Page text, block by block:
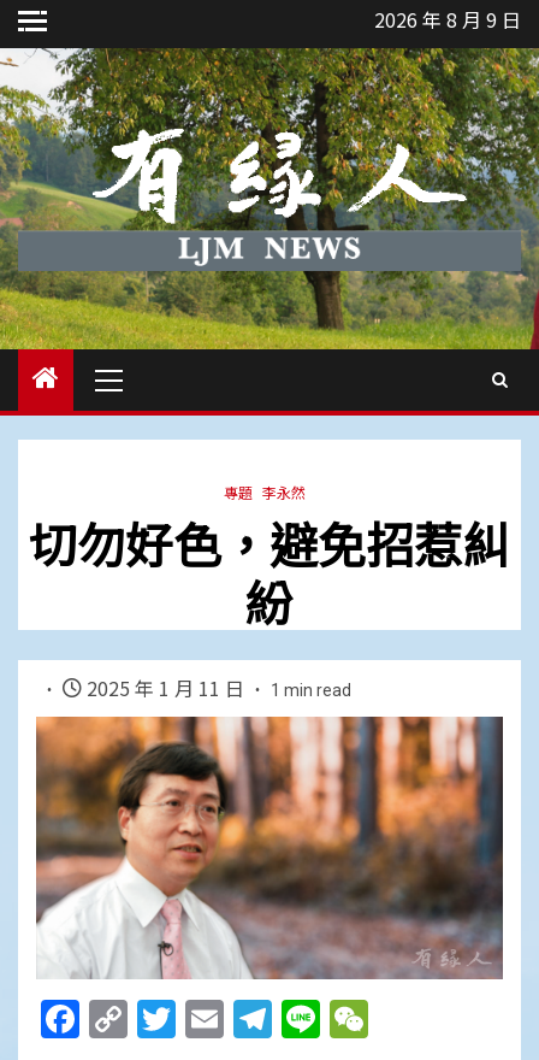
Skip
to
content
2026 年 8 月 9 日
Menu
專題 李永然
切勿好色，避免招惹糾
紛
2025 年 1 月 11 日 1 min read
Facebook
CopyTwitter
EmailTelegram
Line